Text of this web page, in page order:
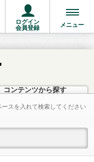
ログイン
会員登録
メニュー
コンテンツから探す
スを入れて検索してください